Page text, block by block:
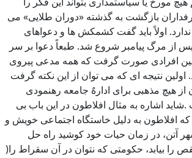
بازگشت به گذشته «دوران طلایی» می
ندارد. اولاً باید گفت کشمکش ها و دعواهای
از مرگ پیامبر شروع شد. طبعاً دعوا بر سر
افرادی صورت گرفت که همه مدعی پیروی
اولین نتیجه ای که می توان از این نکته گرفت
هیچ مذهبی برای ادارهٌ جامعه رهنمودی
اشاره به مثال افلاطون در این باب بی
که افلاطون به دلیل خاستگاه اجتماعی خویش و
آتن، در زمان حیات خود کوشید راه حل
را بیابد، حکومتی که نتوان در آن سقراط را(